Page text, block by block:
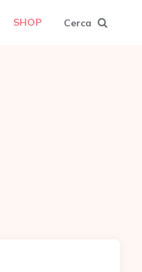
SHOP Cerca